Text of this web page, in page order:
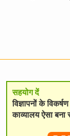
सहयोग दें
विज्ञापनों के
काव्यालय ऐसा